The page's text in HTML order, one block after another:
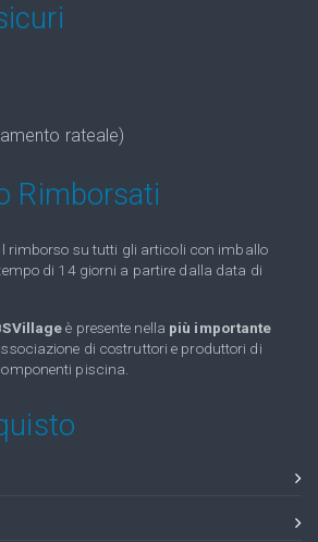
rateale)
Rimborsati
rimborso su tutti gli articoli con imballo
di 14 giorni a partire dalla data di
è presente nella più importante
di costruttori e produttori di
piscina.